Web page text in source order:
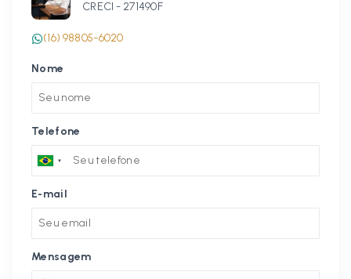
CRECI - 271490F
(16) 98805-6020
Nome
Telefone
E-mail
Mensagem